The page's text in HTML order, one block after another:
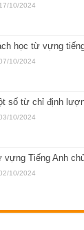
17/10/2024
học từ vựng
10/2024
số từ chỉ định
10/2024
vựng Tiếng Anh
10/2024